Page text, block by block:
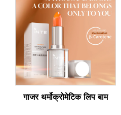
गाजर थर्मोक्रोमेटिक लिप बाम